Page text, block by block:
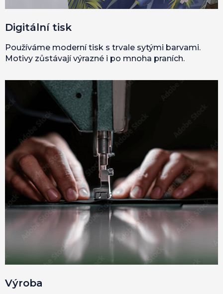
Digitální tisk
Používáme moderní tisk s trvale sytými barvami.
Motivy zůstávají výrazné i po mnoha praních.
Výroba